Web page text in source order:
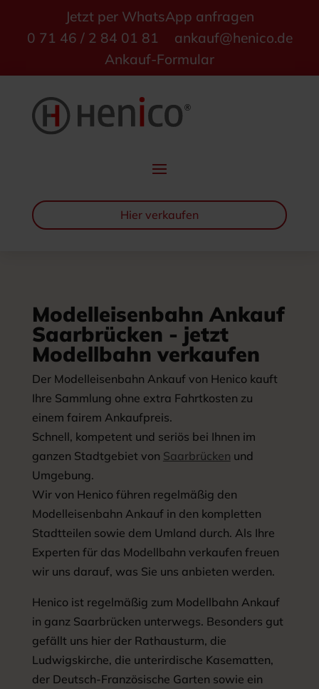
Jetzt per WhatsApp anfragen
0 71 46 / 2 84 01 81
ankauf@henico.de
Ankauf-Formular
Hier verkaufen
Modelleisenbahn Ankauf
Saarbrücken - jetzt
Modellbahn verkaufen
Der Modelleisenbahn Ankauf von Henico kauft
Ihre Sammlung ohne extra Fahrtkosten zu
einem fairem Ankaufpreis.
Schnell, kompetent und seriös bei Ihnen im
ganzen Stadtgebiet von Saarbrücken und
Umgebung.
Wir von Henico führen regelmäßig den
Modelleisenbahn Ankauf in den kompletten
Stadtteilen sowie dem Umland durch. Als Ihre
Experten für das Modellbahn verkaufen freuen
wir uns darauf, was Sie uns anbieten werden.
Henico ist regelmäßig zum Modellbahn Ankauf
in ganz Saarbrücken unterwegs. Besonders gut
gefällt uns hier der Rathausturm, die
Ludwigskirche, die unterirdische Kasematten,
der Deutsch-Französische Garten sowie ein